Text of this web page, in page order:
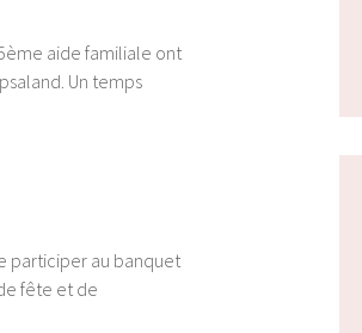
aide familiale ont
Un temps
participer au banquet
fête et de